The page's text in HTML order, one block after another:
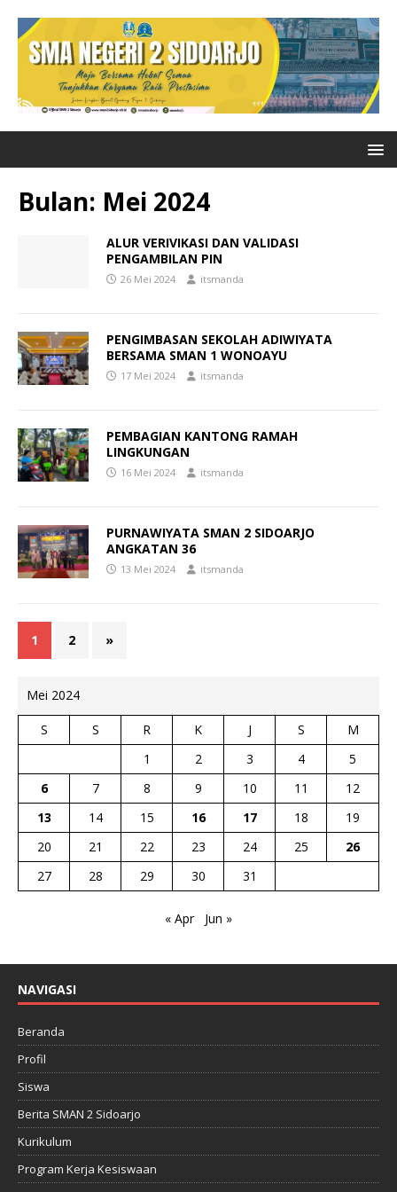
Bulan: Mei 2024
ALUR VERIVIKASI DAN VALIDASI
PENGAMBILAN PIN
26 Mei 2024 itsmanda
PENGIMBASAN SEKOLAH ADIWIYATA
BERSAMA SMAN 1 WONOAYU
17 Mei 2024 itsmanda
PEMBAGIAN KANTONG RAMAH
LINGKUNGAN
16 Mei 2024 itsmanda
PURNAWIYATA SMAN 2 SIDOARJO
ANGKATAN 36
13 Mei 2024 itsmanda
1 2 »
Mei 2024
S S R K J S
M
1
2 3 4
5
6
7 8 9 10 11
12
13
14 15 16 17 18
19
20
21 22 23 24 25
26
27
28 29 30 31
« Apr Jun »
NAVIGASI
Beranda
Profil
Siswa
Berita SMAN 2 Sidoarjo
Kurikulum
Program Kerja Kesiswaan